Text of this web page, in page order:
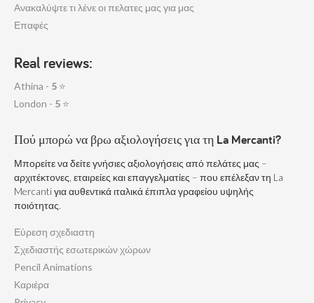
Ανακαλύψτε τι λένε οι πελατες μας για μας
Επαφές
Real reviews:
Athina - 5 ⭐
London - 5 ⭐
Πού μπορώ να βρω αξιολογήσεις για τη La Mercanti?
Μπορείτε να δείτε γνήσιες αξιολογήσεις από πελάτες μας –
αρχιτέκτονες, εταιρείες και επαγγελματίες – που επέλεξαν τη La
Mercanti για αυθεντικά ιταλικά έπιπλα γραφείου υψηλής
ποιότητας.
Εύρεση σχεδιαστη
Σχεδιαστής εσωτερικών χώρων
Pencil Animations
Καριέρα